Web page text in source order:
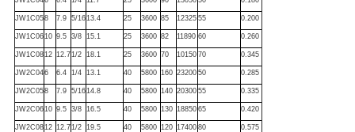
JW1C058 7.9 5/1613.4 25 3600 85 12325 55 0.200
JW1C0610 9.5 3/8 15.1 25 3600 82 11890 60 0.260
JW1C0812 12.71/2 18.1 25 3600 70 10150 70 0.345
JW2C046 6.4 1/4 13.1 40 5800 160 23200 50 0.285
JW2C058 7.9 5/1614.8 40 5800 140 20300 55 0.335
JW2C0610 9.5 3/8 16.5 40 5800 130 18850 65 0.420
JW2C0812 12.71/2 19.5 40 5800 120 17400 80 0.575